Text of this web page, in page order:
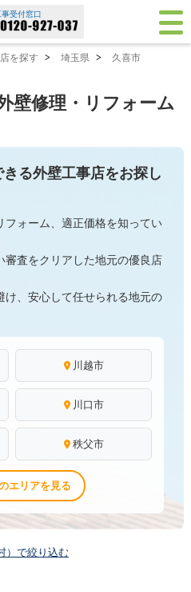
事受付窓口
を探す > 埼玉県 > 久喜市
壁修理・リフォーム
る外壁工事店をお探し
フォーム、適正価格を知ってい
審査をクリアした地元の優良店
け、安心して任せられる地元の
川越市
川口市
秩父市
エリアを見る
）で絞り込む